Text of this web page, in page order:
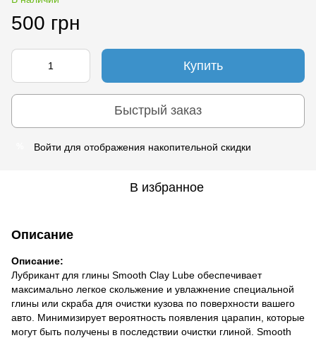
500 грн
Купить
Быстрый заказ
Войти для отображения накопительной скидки
В избранное
Описание
Описание:
Лубрикант для глины Smooth Clay Lube обеспечивает
максимально легкое скольжение и увлажнение специальной
глины или скраба для очистки кузова по поверхности вашего
авто. Минимизирует вероятность появления царапин, которые
могут быть получены в последствии очистки глиной. Smooth